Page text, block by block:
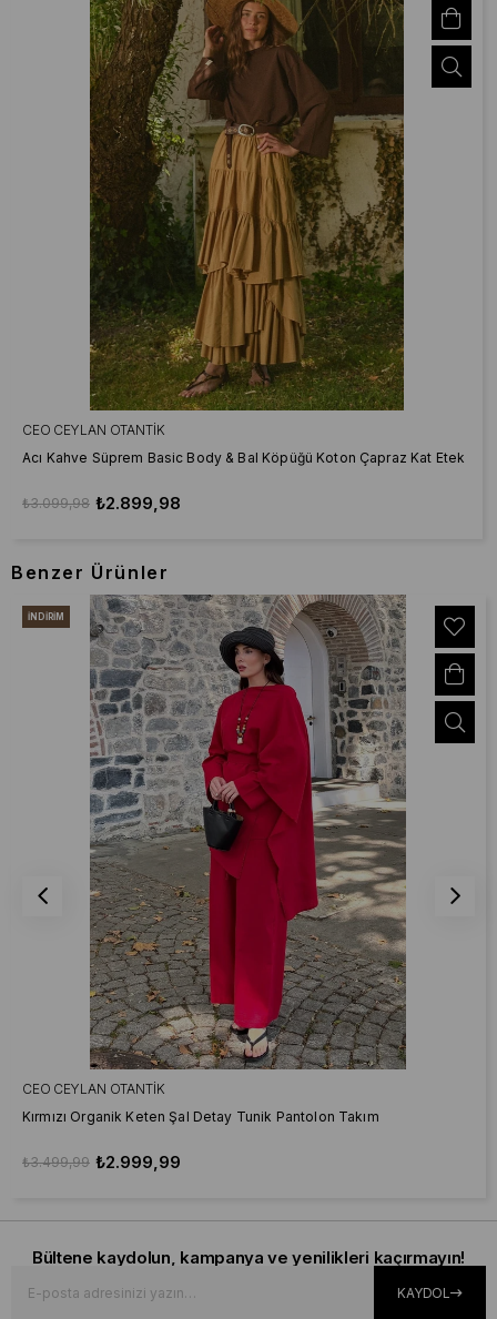
CEO CEYLAN OTANTIK
Acı Kahve Süprem Basic Body & Bal Köpüğü Koton Çapraz Kat Etek
₺2.899,98
₺3.099,98
Benzer Ürünler
CEO CEYLAN OTANTIK
Kırmızı Organik Keten Şal Detay Tunik Pantolon Takım
₺2.999,99
₺3.499,99
İNDIRIM
Bültene kaydolun, kampanya ve yenilikleri kaçırmayın!
KAYDOL